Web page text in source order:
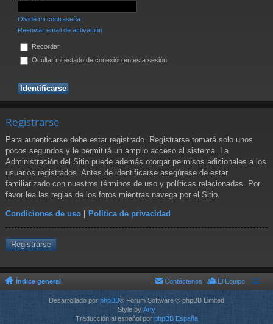
Olvidé mi contraseña
Reenviar email de activación
Recordar
Ocultar mi estado de conexión en esta sesión
Registrarse
Para autenticarse debe estar registrado. Registrarse tomará solo unos
pocos segundos y le permitirá un amplio acceso al sistema. La
Administración del Sitio puede además otorgar permisos adicionales a los
usuarios registrados. Antes de identificarse asegúrese de estar
familiarizado con nuestros términos de uso y políticas relacionadas. Por
favor lea las reglas de los foros mientras navega por el Sitio.
Condiciones de uso | Política de privacidad
Registrarse
Índice general El Equipo
Contáctenos
Desarrollado por phpBB® Forum Software © phpBB Limited
Style by Arty
Traducción al español por phpBB España